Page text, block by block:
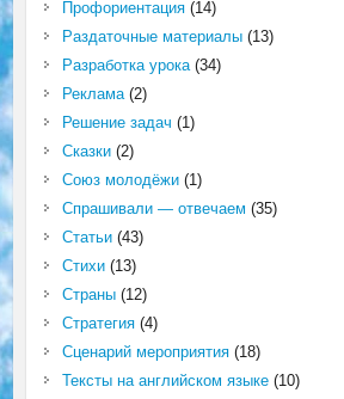
Профориентация(14)
Раздаточные материалы(13)
Разработка урока(34)
Реклама(2)
Решение задач (1)
Сказки(2)
Союз молодёжи(1)
Спрашивали — отвечаем (35)
Статьи(43)
Стихи(13)
Страны(12)
Стратегия(4)
Сценарий мероприятия(18)
Тексты на английском языке(10)